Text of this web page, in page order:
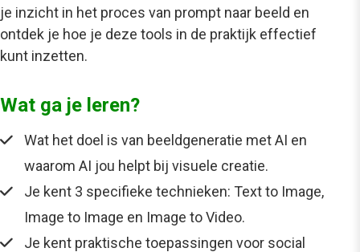
je inzicht in het proces van prompt naar beeld en
ontdek je hoe je deze tools in de praktijk effectief
kunt inzetten.
Wat ga je leren?
Wat het doel is van beeldgeneratie met AI en
waarom AI jou helpt bij visuele creatie.
Je kent 3 specifieke technieken: Text to Image,
Image to Image en Image to Video.
Je kent praktische toepassingen voor social